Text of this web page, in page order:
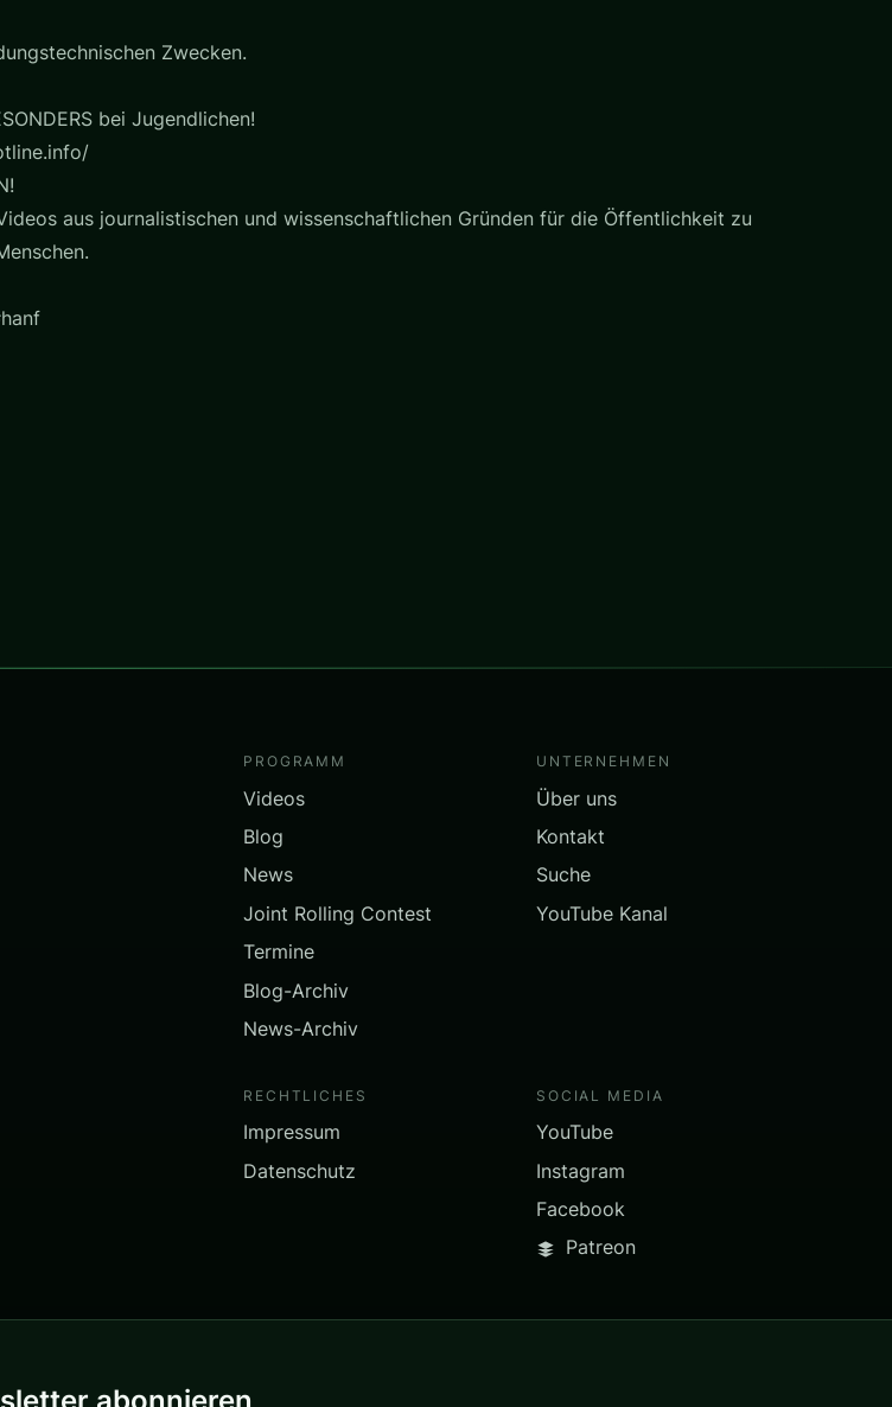
Zwecken.
bei Jugendlichen!
aus journalistischen und wissenschaftlichen Gründen für die Öffentlichkeit zu
PROGRAMM
Videos
Blog
News
Joint Rolling Contest
Termine
Blog-Archiv
News-Archiv
UNTERNEHMEN
Über uns
Kontakt
Suche
YouTube Kanal
RECHTLICHES
Impressum
Datenschutz
SOCIAL MEDIA
YouTube
Instagram
Facebook
Patreon